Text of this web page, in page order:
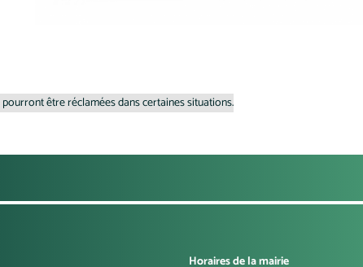
être réclamées dans certaines situations.
Horaires de la mairie